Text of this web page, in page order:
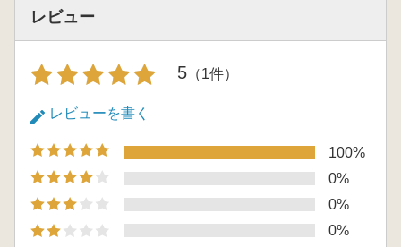
型式の須恵器の存在は必ずしも2時期の埋葬の
存在を示さないという事実は重要であろう。
研究編は、古川登・御嶽貞義「越前における
古墳時代」、福田さよ子「小羽山12号墳出土木
棺材の樹種」、大賀克彦「日本列島におけるガ
土鏡と古墳時代前期倭製鏡」が収録される。越
前における古墳時代は越前地方の主要古墳180
基余りのデーターと70余基の墳丘実測図を転載
ではなく再トレースして掲載する。越前地方の
主要古墳を知るインデックスとなるだろう。
レビュー
5 （1件）
レビューを書く
100%
0%
0%
0%